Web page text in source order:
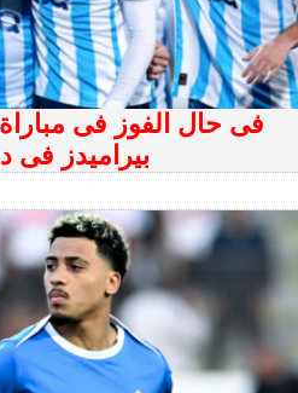
بيراميدز فى